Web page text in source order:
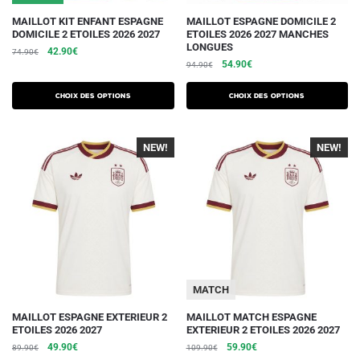
produit
MAILLOT KIT ENFANT ESPAGNE
DOMICILE 2 ETOILES 2026 2027
74.90€
Le
initial
était :
74.90€.
42.90€Le
actuel
est :
42.90€.
Choix des options
Ce
produit
a
plusieurs
variations.
peuvent
choisies
MAILLOT ESPAGNE DOMICILE 2
ETOILES 2026 2027 MANCHES
LONGUES
94.90€
Le
initial
était :
54.90€Le
actuel
est :
Choix des options
Ce
produit
a
plusieurs
variations.
peuvent
choisies
produit
-40%
NEW!
MAILLOT ESPAGNE EXTERIEUR 2
ETOILES 2026 2027
89.90€
Le
49.90€Le
Ce
produit
a
-40%
NEW!
MATCH
MAILLOT MATCH ESPAGNE
EXTERIEUR 2 ETOILES 2026 2027
109.90€
Le
59.90€Le
Ce
produit
a